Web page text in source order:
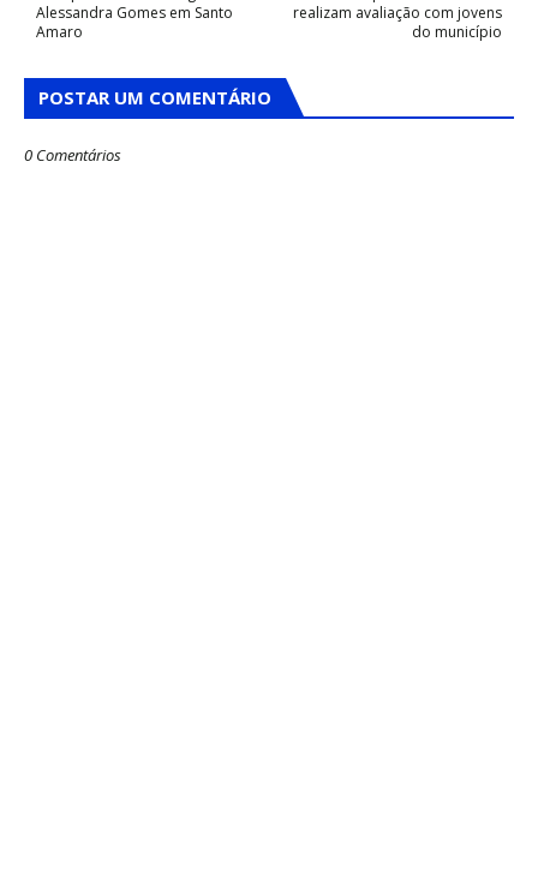
realizam avaliação com jovens
do município
Alessandra Gomes em Santo
Amaro
POSTAR UM COMENTÁRIO
0 Comentários